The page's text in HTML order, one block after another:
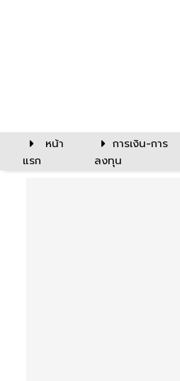
หน้า
แรก
การเงิน-การ
ลงทุน